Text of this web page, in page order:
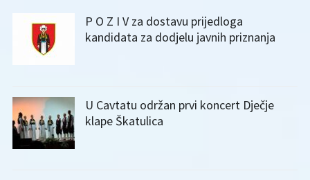
P O Z I V za dostavu prijedloga
kandidata za dodjelu javnih priznanja
U Cavtatu održan prvi koncert Dječje
klape Škatulica